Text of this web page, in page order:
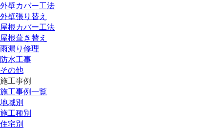
外壁カバー工法
外壁張り替え
屋根カバー工法
屋根葺き替え
雨漏り修理
防水工事
その他
施工事例
施工事例一覧
地域別
施工種別
住宅別